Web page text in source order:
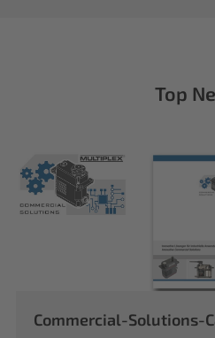
Top
Commercial-Solutions-